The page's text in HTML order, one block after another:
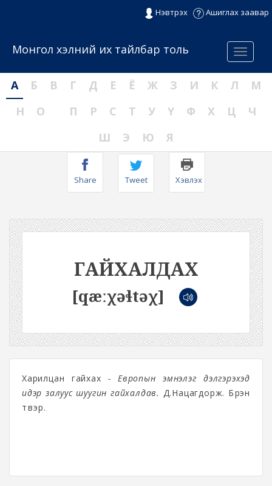
Нэвтрэх Ашиглах заавар
Menu
Монгол хэлний их тайлбар толь
А Б В Г Д Е Ё Ж З И К Л
М
Н
О П Р С Т У Ү Ф Х Ц
Ч
Ш
Э Ю Я
Share Tweet Хэвлэх
ГАЙХАЛДАХ
[qæːχəɬtəχ]
Харилцан гайхах - Европын эмнэлэг дэлгэрэхэд
идэр залуус шуугин гайхалдав. Д.Нацагдорж. Бүрэн
түүвэр.